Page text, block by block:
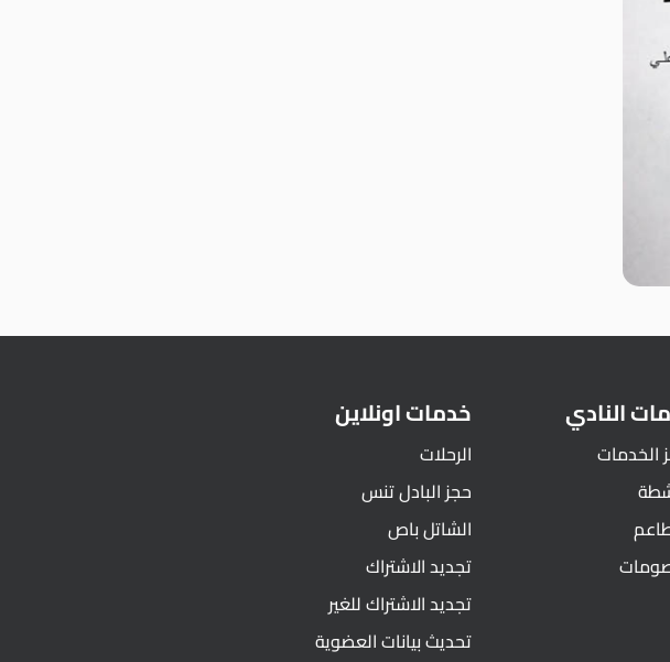
النادي
الخدمات
خدمات اونلاين
الرحلات
حجز البادل تنس
الشاتل باص
تجديد الاشتراك
تجديد الاشتراك للغير
تحديث بيانات العضوية